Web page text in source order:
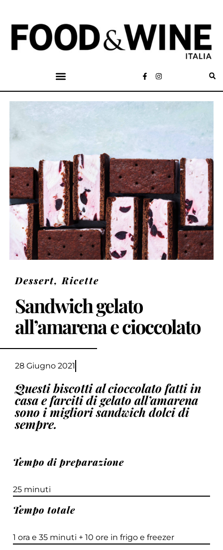
Dessert, Ricette
Sandwich gelato
all’amarena e cioccolato
28 Giugno 2021
Questi biscotti al cioccolato fatti in
casa e farciti di gelato all’amarena
sono i migliori sandwich dolci di
sempre.
Tempo di preparazione
25 minuti
Tempo totale
1 ora e 35 minuti + 10 ore in frigo e freezer